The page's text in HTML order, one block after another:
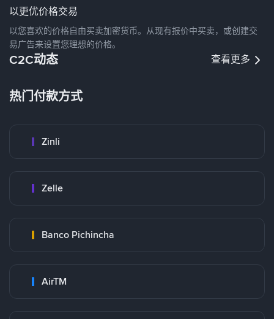
以更优价格交易
以您喜欢的价格自由买卖加密货币。从现有报价中买卖，或创建交
易广告来设置您理想的价格。
C2C动态 查看更多
热门付款方式
Zinli
Zelle
Banco Pichincha
AirTM